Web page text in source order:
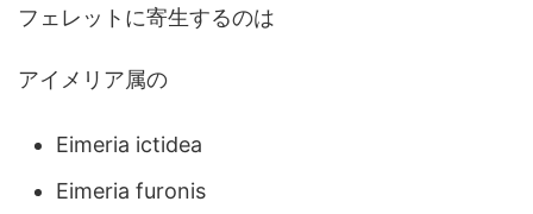
フェレットに寄生するのは
アイメリア属の
Eimeria ictidea
Eimeria furonis